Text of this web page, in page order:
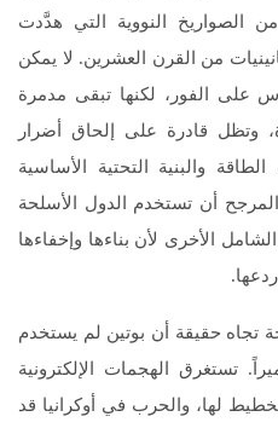
الصواريخ النووية التي هدَّدت
من القرن العشرين. لا يمكن
على الفور، لكنها تبقى مدمرة
وتظل قادرة على إلحاق أضرار
والبنية التحتية الأساسية
أن تستخدم الدول الأسلحة
الأخرى لأن بناءها وإخفاءها
تجاه حقيقة أن بوتين لم يستخدم
تستغرق الهجمات الإلكترونية
لها، والحرب في أوكرانيا قد